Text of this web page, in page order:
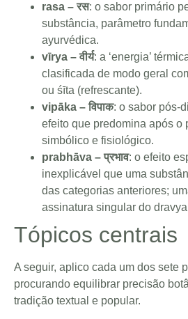
rasa – रस: o sabor primário
substância, parâmetro
ayurvédica.
vīrya – वीर्य: a ‘energia’
clasificada de modo geral
ou śīta (refrescante).
vipāka – विपाक: o sabor pós-
efeito que predomina após o
simbólico e fisiológico.
prabhāva – प्रभाव: o efeito
inexplicável que uma
das categorias anteriores;
assinatura singular do
Tópicos centrais
A seguir, aplico cada um dos sete
procurando equilibrar precisão
tradição textual e popular.